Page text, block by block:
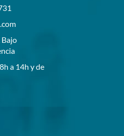
Bajo
a 14h y de